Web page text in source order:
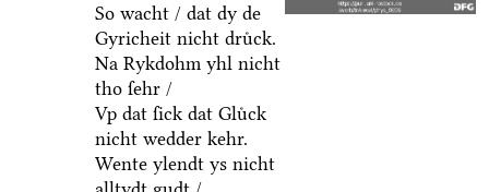
So wacht / dat dy de
Gyricheit nicht druͤck.
Na Rykdohm yhl nicht
tho ſehr /
Vp dat ſick dat Gluͤck
nicht wedder kehr.
Wente ylendt ys nicht